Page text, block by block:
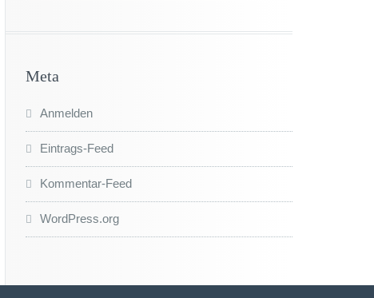
Meta
Anmelden
Eintrags-Feed
Kommentar-Feed
WordPress.org